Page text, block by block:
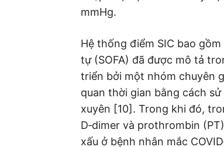
mmHg.
Hệ thống điểm SIC bao
tự (SOFA) đã được mô tả
triển bởi một nhóm chuyên
quan thời gian bằng cách
xuyên [10]. Trong khi đó,
D‐dimer và prothrombin
xấu ở bệnh nhân mắc